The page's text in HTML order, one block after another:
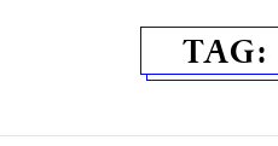
TAG: